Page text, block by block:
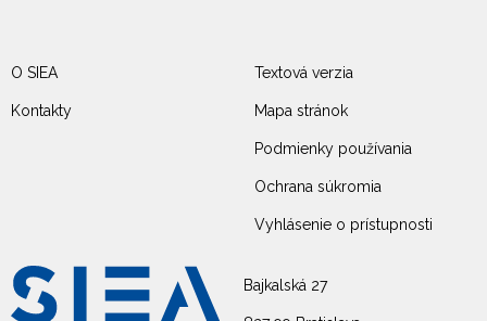
Bajkalská 27
O SIEA
Kontakty
Textová verzia
Mapa stránok
Podmienky používania
Ochrana súkromia
Vyhlásenie o prístupnosti